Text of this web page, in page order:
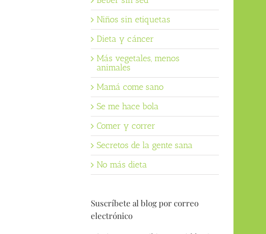
Niños sin etiquetas
Dieta y cáncer
Más vegetales, menos
animales
Mamá come sano
Se me hace bola
Comer y correr
Secretos de la gente sana
No más dieta
Suscríbete al blog por correo
electrónico